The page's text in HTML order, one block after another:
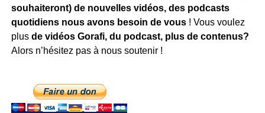
souhaiteront) de nouvelles vidéos, des podcasts
quotidiens nous avons besoin de vous ! Vous voulez
plus de vidéos Gorafi, du podcast, plus de contenus?
Alors n’hésitez pas à nous soutenir !